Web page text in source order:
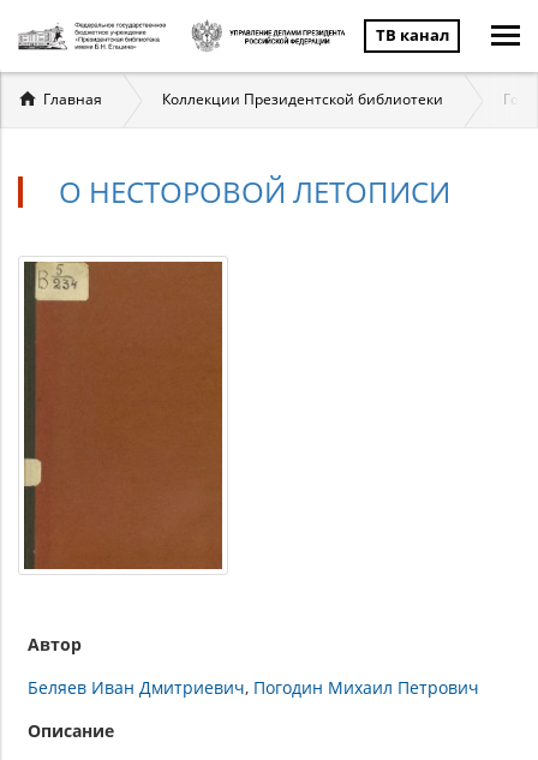
ТВ канал
Вы
здесь
Главная Коллекции Президентской библиотеки
О НЕСТОРОВОЙ ЛЕТОПИСИ
Автор
Беляев Иван Дмитриевич Погодин Михаил Петрович
Описание